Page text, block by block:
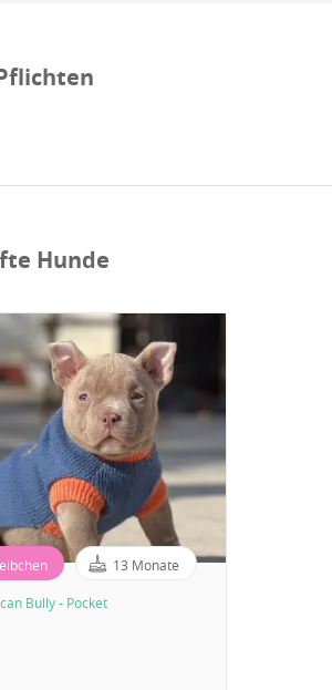
Hunde
13 Monate
Bully - Pocket